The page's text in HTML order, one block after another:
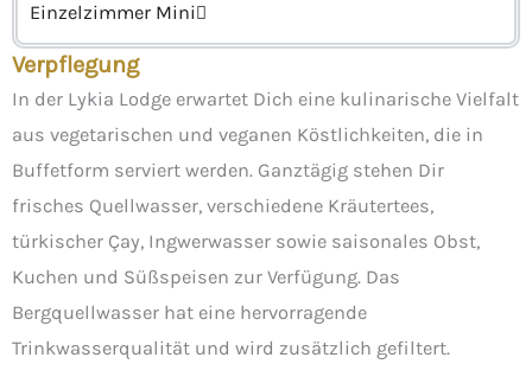
Einzelzimmer Mini
Verpflegung
In der Lykia Lodge erwartet Dich eine kulinarische Vielfalt
aus vegetarischen und veganen Köstlichkeiten, die in
Buffetform serviert werden. Ganztägig stehen Dir
frisches Quellwasser, verschiedene Kräutertees,
türkischer Çay, Ingwerwasser sowie saisonales Obst,
Kuchen und Süßspeisen zur Verfügung. Das
Bergquellwasser hat eine hervorragende
Trinkwasserqualität und wird zusätzlich gefiltert.